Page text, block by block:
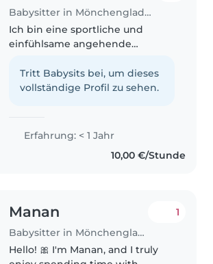
Babysitter in Mönchengladbach
Ich bin eine sportliche und
einfühlsame angehende
Erfahrungen in der Betreuung
von Vorschulkindern, durch ein
Tritt Babysits bei, um dieses
vollständige Profil zu sehen.
Erfahrung: < 1 Jahr
10,00 €/Stunde
Manan
Babysitter in Mönchengladbach
1
Hello! 🎀 I'm Manan, and I truly